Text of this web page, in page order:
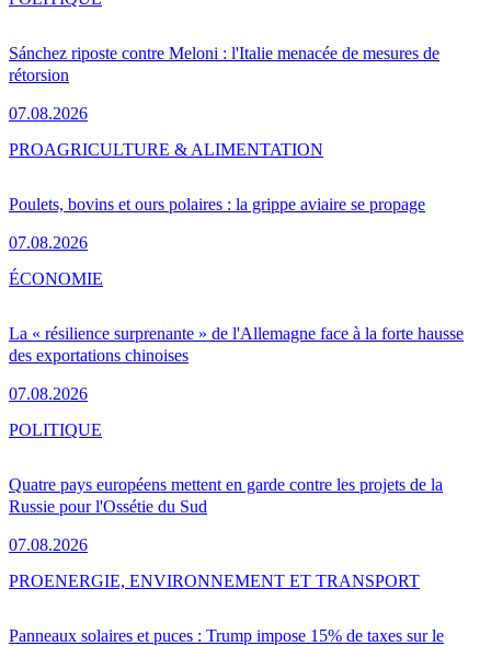
Sánchez riposte contre Meloni : l'Italie menacée de mesures de
rétorsion
07.08.2026
Poulets, bovins et ours polaires : la grippe aviaire se propage
07.08.2026
PROAGRICULTURE & ALIMENTATION
La « résilience surprenante » de l'Allemagne face à la forte hausse
des exportations chinoises
07.08.2026
ÉCONOMIE
Quatre pays européens mettent en garde contre les projets de la
Russie pour l'Ossétie du Sud
07.08.2026
POLITIQUE
Panneaux solaires et puces : Trump impose 15% de taxes sur le
PROENERGIE, ENVIRONNEMENT ET TRANSPORT